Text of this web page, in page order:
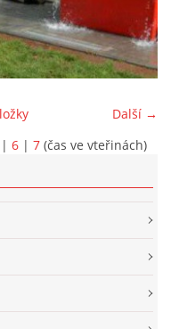
Havlovice
Další →
| 6 | 7 (čas ve vteřinách)